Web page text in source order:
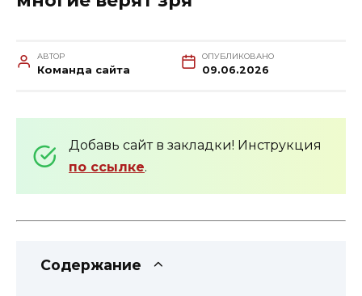
АВТОР
Команда сайта
ОПУБЛИКОВАНО
09.06.2026
Добавь сайт в закладки! Инструкция
по ссылке.
Содержание